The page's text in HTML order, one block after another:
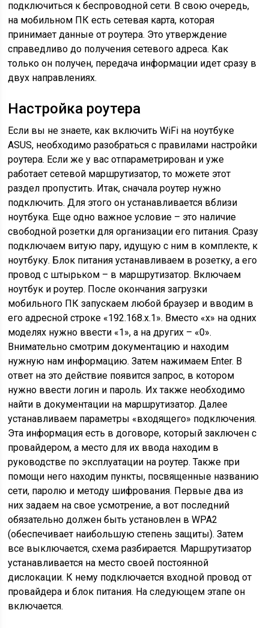
подключиться к беспроводной сети. В свою очередь,
на мобильном ПК есть сетевая карта, которая
принимает данные от роутера. Это утверждение
справедливо до получения сетевого адреса. Как
только он получен, передача информации идет сразу в
двух направлениях.
Настройка роутера
Если вы не знаете, как включить WiFi на ноутбуке
ASUS, необходимо разобраться с правилами настройки
роутера. Если же у вас отпараметрирован и уже
работает сетевой маршрутизатор, то можете этот
раздел пропустить. Итак, сначала роутер нужно
подключить. Для этого он устанавливается вблизи
ноутбука. Еще одно важное условие – это наличие
свободной розетки для организации его питания. Сразу
подключаем витую пару, идущую с ним в комплекте, к
ноутбуку. Блок питания устанавливаем в розетку, а его
провод с штырьком – в маршрутизатор. Включаем
ноутбук и роутер. После окончания загрузки
мобильного ПК запускаем любой браузер и вводим в
его адресной строке «192.168.x.1». Вместо «х» на одних
моделях нужно ввести «1», а на других – «0».
Внимательно смотрим документацию и находим
нужную нам информацию. Затем нажимаем Enter. В
ответ на это действие появится запрос, в котором
нужно ввести логин и пароль. Их также необходимо
найти в документации на маршрутизатор. Далее
устанавливаем параметры «входящего» подключения.
Эта информация есть в договоре, который заключен с
провайдером, а место для их ввода находим в
руководстве по эксплуатации на роутер. Также при
помощи него находим пункты, посвященные названию
сети, паролю и методу шифрования. Первые два из
них задаем на свое усмотрение, а вот последний
обязательно должен быть установлен в WPA2
(обеспечивает наибольшую степень защиты). Затем
все выключается, схема разбирается. Маршрутизатор
устанавливается на место своей постоянной
дислокации. К нему подключается входной провод от
провайдера и блок питания. На следующем этапе он
включается.